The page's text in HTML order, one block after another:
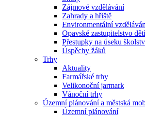
Zájmové vzdělávání
Zahrady a hřiště
Environmentální
Opavské zastupitelstvo
Přestupky na úseku
Úspěchy žáků
Trhy
Aktuality
Farmářské trhy
Velikonoční jarmark
Vánoční trhy
Územní plánování a městská
Územní plánování